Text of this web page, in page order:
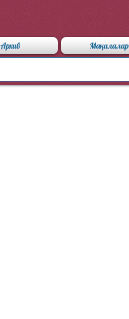
Архив Мақалалар